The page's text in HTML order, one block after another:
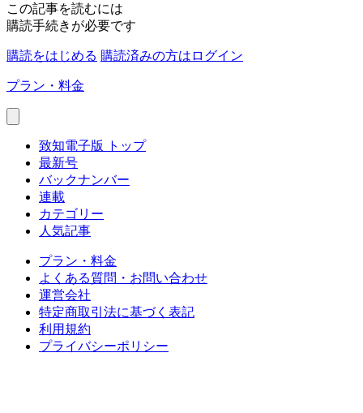
この記事を読むには
購読手続きが必要です
購読をはじめる 購読済みの方はログイン
プラン・料金
致知電子版 トップ
最新号
バックナンバー
連載
カテゴリー
人気記事
プラン・料金
よくある質問・お問い合わせ
運営会社
特定商取引法に基づく表記
利用規約
プライバシーポリシー